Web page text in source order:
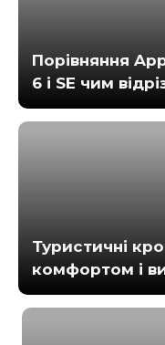
Порівняння
6 і SE чим
Туристичні
комфортом і